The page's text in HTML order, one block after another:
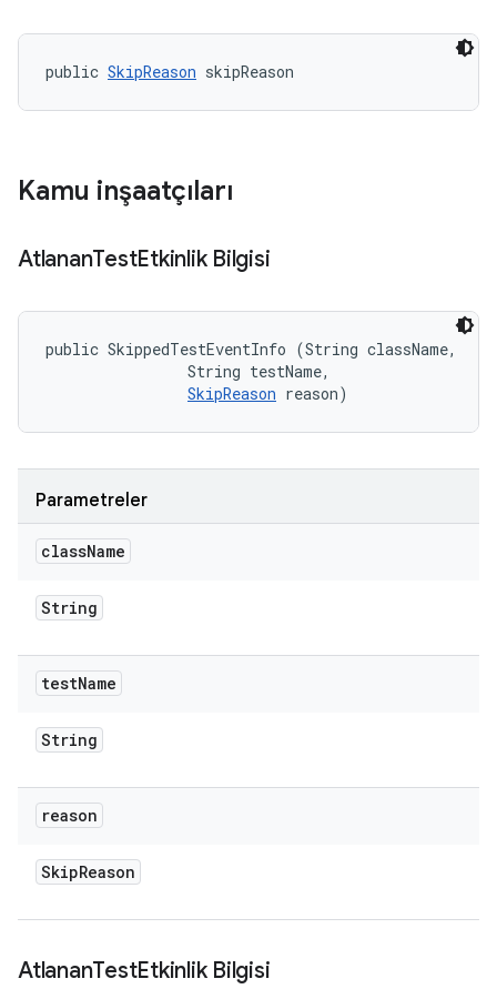
public SkipReason skipReason
Kamu inşaatçıları
AtlananTestEtkinlik Bilgisi
public SkippedTestEventInfo (String className,
                String testName,
SkipReason reason)
Parametreler
className
String
testName
String
reason
SkipReason
AtlananTestEtkinlik Bilgisi